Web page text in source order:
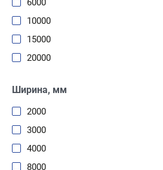
10000
15000
20000
Ширина, мм
2000
3000
4000
8000